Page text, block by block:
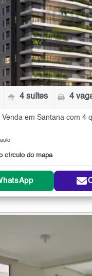
4 suítes 4
em Santana com 4
círculo do mapa